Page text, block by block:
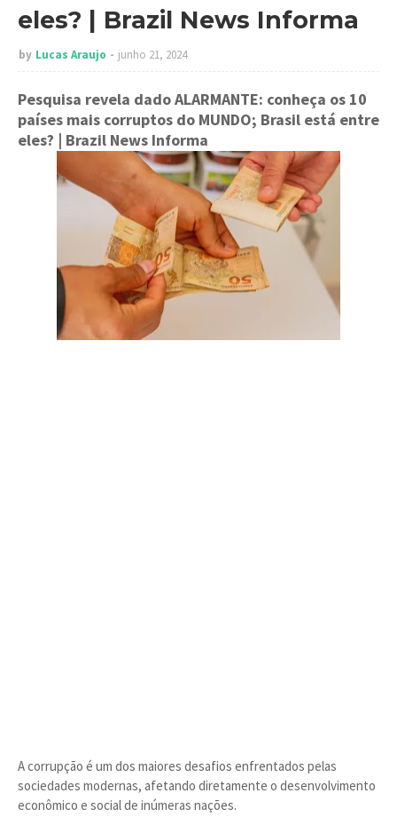
eles? | Brazil News Informa
by Lucas Araujo junho 21, 2024
Pesquisa revela dado ALARMANTE: conheça os 10
países mais corruptos do MUNDO; Brasil está entre
eles? | Brazil News Informa
A corrupção é um dos maiores desafios enfrentados pelas
sociedades modernas, afetando diretamente o desenvolvimento
econômico e social de inúmeras nações.